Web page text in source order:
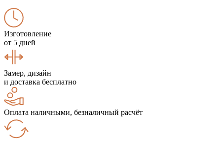
Изготовление
от 5 дней
Замер, дизайн
и доставка бесплатно
Оплата наличными, безналичный расчёт